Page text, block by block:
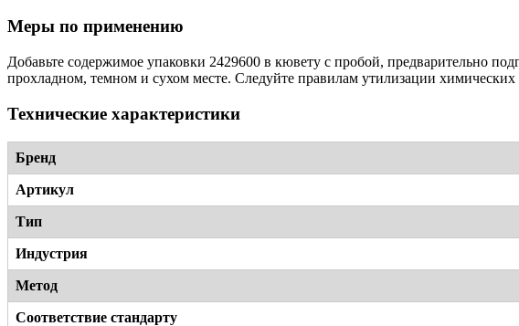
Меры по применению
Добавьте содержимое упаковки 2429600 в кювету с пробой, предварительно
прохладном, темном и сухом месте. Следуйте правилам утилизации химических
Технические характеристики
Бренд
Артикул
Тип
Индустрия
Метод
Соответствие стандарту